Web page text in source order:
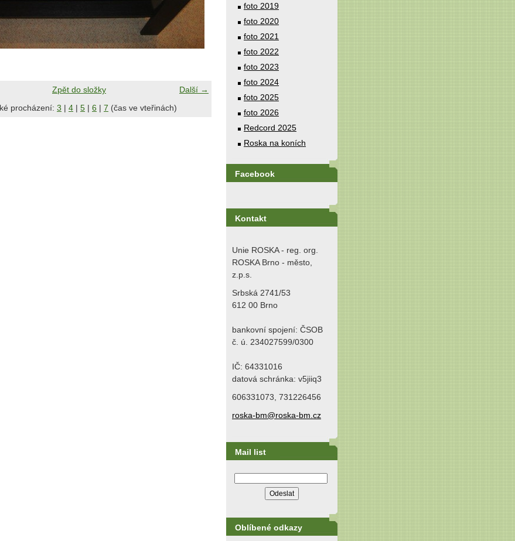
Další →
Zpět do složky
procházení: 3 | 4 | 5 | 6 | 7 (čas ve vteřinách)
foto 2019
foto 2020
foto 2021
foto 2022
foto 2023
foto 2024
foto 2025
foto 2026
Redcord 2025
Roska na koních
Facebook
Kontakt
Unie ROSKA - reg. org.
ROSKA Brno - město,
z.p.s.
Srbská 2741/53
612 00 Brno
bankovní spojení: ČSOB
č. ú. 234027599/0300
IČ: 64331016
datová schránka: v5jiiq3
606331073, 731226456
roska-bm@roska-bm.cz
Mail list
Oblíbené odkazy